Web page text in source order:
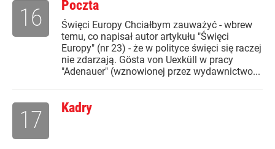
Poczta
Święci Europy Chciałbym zauważyć - wbrew
temu, co napisał autor artykułu "Święci
Europy" (nr 23) - że w polityce święci się raczej
nie zdarzają. Gösta von Uexküll w pracy
"Adenauer" (wznowionej przez wydawnictwo...
16
Kadry
17